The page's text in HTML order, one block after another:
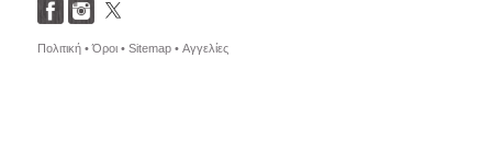
Πολιτική •Όροι • Sitemap • Αγγελίες